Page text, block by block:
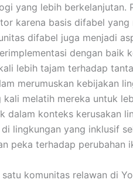
yang lebih
karena basis difabel
difabel juga menjadi
dengan baik
lebih tajam terhadap
merumuskan kebijakan
melatih mereka untuk
dalam konteks kerusakan
lingkungan yang inklusif
peka terhadap perubahan
komunitas relawan di